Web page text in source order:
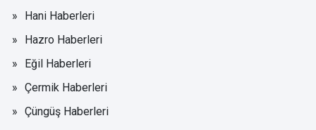
Hani Haberleri
Hazro Haberleri
Eğil Haberleri
Çermik Haberleri
Çüngüş Haberleri